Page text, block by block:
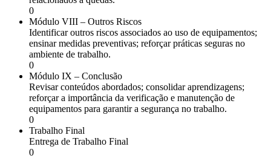
0
Módulo VIII – Outros Riscos
Identificar outros riscos associados ao uso de equipamentos;
ensinar medidas preventivas; reforçar práticas seguras no
ambiente de trabalho.
0
Módulo IX – Conclusão
Revisar conteúdos abordados; consolidar aprendizagens;
reforçar a importância da verificação e manutenção de
equipamentos para garantir a segurança no trabalho.
0
Trabalho Final
Entrega de Trabalho Final
0